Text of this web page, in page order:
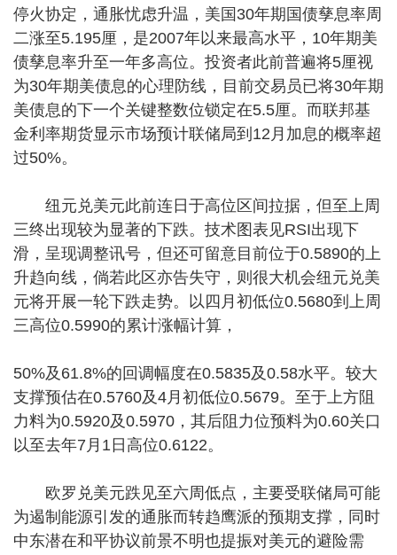
停火协定，通胀忧虑升温，美国30年期国债孳息率周
二涨至5.195厘，是2007年以来最高水平，10年期美
债孳息率升至一年多高位。投资者此前普遍将5厘视
为30年期美债息的心理防线，目前交易员已将30年期
美债息的下一个关键整数位锁定在5.5厘。而联邦基
金利率期货显示市场预计联储局到12月加息的概率超
过50%。
纽元兑美元此前连日于高位区间拉据，但至上周
三终出现较为显著的下跌。技术图表见RSI出现下
滑，呈现调整讯号，但还可留意目前位于0.5890的上
升趋向线，倘若此区亦告失守，则很大机会纽元兑美
元将开展一轮下跌走势。以四月初低位0.5680到上周
三高位0.5990的累计涨幅计算，
50%及61.8%的回调幅度在0.5835及0.58水平。较大
支撑预估在0.5760及4月初低位0.5679。至于上方阻
力料为0.5920及0.5970，其后阻力位预料为0.60关口
以至去年7月1日高位0.6122。
欧罗兑美元跌见至六周低点，主要受联储局可能
为遏制能源引发的通胀而转趋鹰派的预期支撑，同时
中东潜在和平协议前景不明也提振对美元的避险需